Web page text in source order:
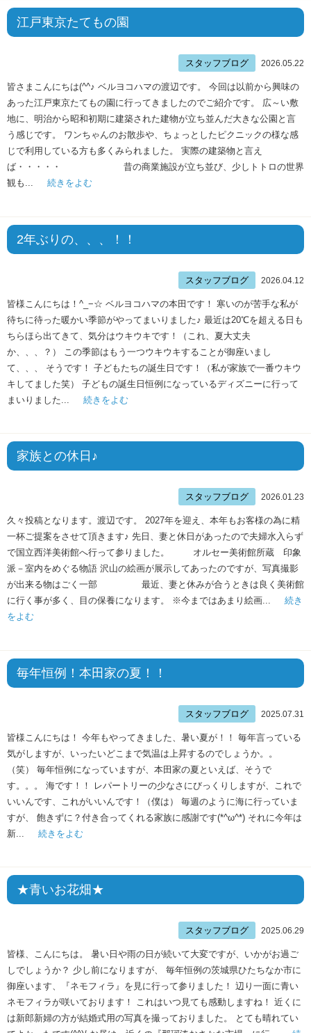
江戸東京たてもの園
スタッフブログ 2026.05.22
皆さまこんにちは(^^♪ ベルヨコハマの渡辺です。 今回は以前から興味の
あった江戸東京たてもの園に行ってきましたのでご紹介です。 広～い敷
地に、明治から昭和初期に建築された建物が立ち並んだ大きな公園と言
う感じです。 ワンちゃんのお散歩や、ちょっとしたピクニックの様な感
じで利用している方も多くみられました。 実際の建築物と言え
ば・・・・・ 昔の商業施設が立ち並び、少しトトロの世界
観も...
続きをよむ
2年ぶりの、、、！！
スタッフブログ 2026.04.12
皆様こんにちは！^_−☆ ベルヨコハマの本田です！ 寒いのが苦手な私が
待ちに待った暖かい季節がやってまいりました♪ 最近は20℃を超える日も
ちらほら出てきて、気分はウキウキです！（これ、夏大丈夫
か、、、？） この季節はもう一つウキウキすることが御座いまし
て、、、 そうです！ 子どもたちの誕生日です！（私が家族で一番ウキウ
キしてました笑） 子どもの誕生日恒例になっているディズニーに行って
まいりました...
続きをよむ
家族との休日♪
スタッフブログ 2026.01.23
久々投稿となります。渡辺です。 2027年を迎え、本年もお客様の為に精
一杯ご提案をさせて頂きます♪ 先日、妻と休日があったので夫婦水入らず
で国立西洋美術館へ行って参りました。 オルセー美術館所蔵 印象
派－室内をめぐる物語 沢山の絵画が展示してあったのですが、写真撮影
が出来る物はごく一部 最近、妻と休みが合うときは良く美術館
に行く事が多く、目の保養になります。 ※今まではあまり絵画...
続き
をよむ
毎年恒例！本田家の夏！！
スタッフブログ 2025.07.31
皆様こんにちは！ 今年もやってきました、暑い夏が！！ 毎年言っている
気がしますが、いったいどこまで気温は上昇するのでしょうか。。
（笑） 毎年恒例になっていますが、本田家の夏といえば、そうで
す。。。 海です！！ レパートリーの少なさにびっくりしますが、これで
いいんです、これがいいんです！（僕は） 毎週のように海に行っていま
すが、 飽きずに？付き合ってくれる家族に感謝です(*^ω^*) それに今年は
新...
続きをよむ
★青いお花畑★
スタッフブログ 2025.06.29
皆様、こんにちは。 暑い日や雨の日が続いて大変ですが、いかがお過ご
しでしょうか？ 少し前になりますが、 毎年恒例の茨城県ひたちなか市に
御座います、『ネモフィラ』を見に行って参りました！ 辺り一面に青い
ネモフィラが咲いております！ これはいつ見ても感動しますね！ 近くに
は新郎新婦の方が結婚式用の写真を撮っておりました。 とても晴れてい